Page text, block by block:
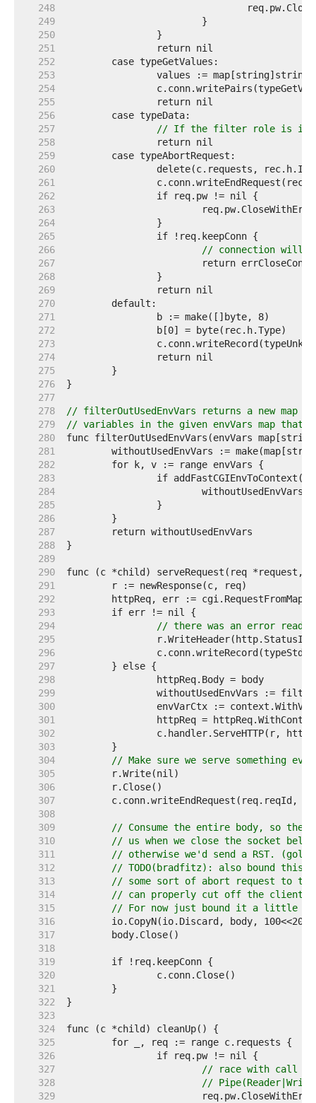
   248
   249
   250
   251
   252
   253
   254
   255
   256
   257
// If the filter role is
   258
   259
   260
   261
   262
   263
   264
   265
   266
// connection will
   267
   268
   269
   270
   271
   272
   273
   274
   275
   276
   277
   278
// filterOutUsedEnvVars returns a new map
   279
// variables in the given envVars map that
   280
   281
   282
   283
   284
   285
   286
   287
   288
   289
   290
   291
   292
   293
   294
// there was an error
   295
   296
   297
   298
   299
   300
   301
   302
   303
   304
// Make sure we serve something
   305
   306
   307
   308
   309
// Consume the entire body, so
   310
// us when we close the socket
   311
// otherwise we'd send a RST.
   312
// TODO(bradfitz): also bound this
   313
// some sort of abort request to
   314
// can properly cut off the client
   315
// For now just bound it a little
   316
   317
   318
   319
   320
   321
   322
   323
   324
   325
   326
   327
// race with call to
   328
//
   329